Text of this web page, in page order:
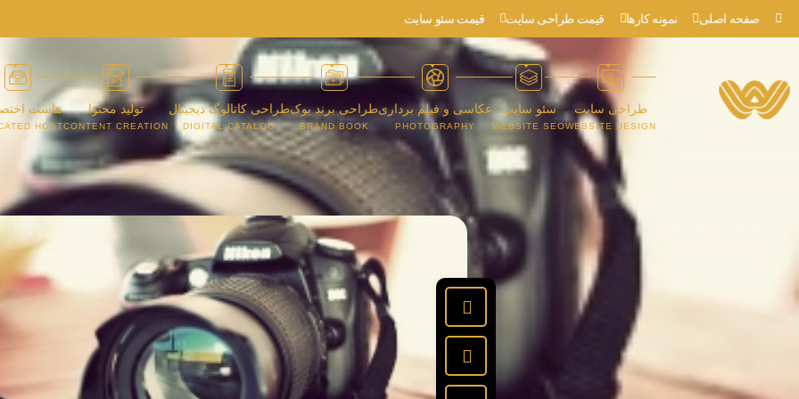
صفحه اصلی نمونه کارها قیمت طراحی سایت قیمت سئو سایت
طراحی سایت
WEBSITE DESIGN
سئو سایت
WEBSITE SEO
عکاسی و فیلم برداری
PHOTOGRAPHY
طراحی برند بوک
BRAND BOOK
طراحی کاتالوگ دیجیتال
DIGITAL CATALOG
تولید محتوا
CONTENT CREATION
هاست
HOST